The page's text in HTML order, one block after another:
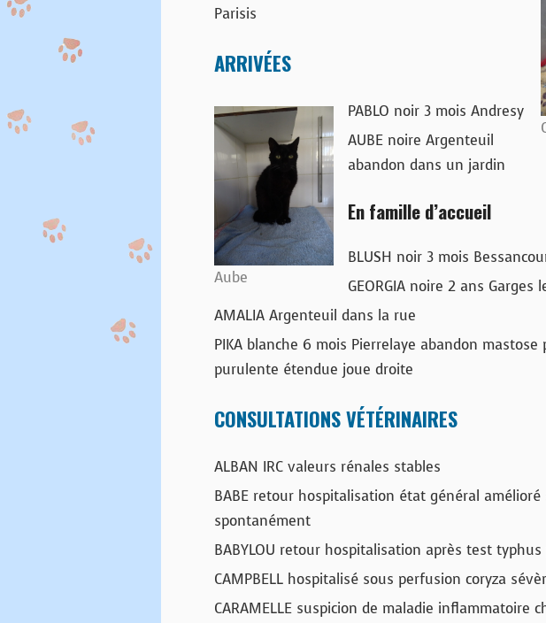
Parisis
ARRIVÉES
Aube
PABLO noir 3 mois Andresy
AUBE noire Argenteuil
abandon dans un jardin
En famille d’accueil
BLUSH noir 3 mois
GEORGIA noire 2 ans Garges
AMALIA Argenteuil dans la rue
PIKA blanche 6 mois Pierrelaye abandon mastose
purulente étendue joue droite
CONSULTATIONS VÉTÉRINAIRES
ALBAN IRC valeurs rénales stables
BABE retour hospitalisation état général amélioré
spontanément
BABYLOU retour hospitalisation après test
CAMPBELL hospitalisé sous perfusion coryza
CARAMELLE suspicion de maladie inflammatoire